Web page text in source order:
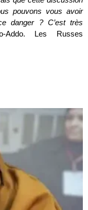
pouvons vous avoir
danger ? C’est très
Addo. Les Russes